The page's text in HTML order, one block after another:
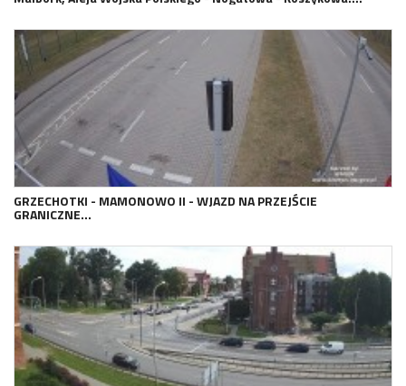
GRZECHOTKI - MAMONOWO II - WJAZD NA PRZEJŚCIE
GRANICZNE…